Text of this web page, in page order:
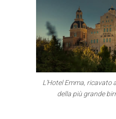
L’Hotel Emma, ricavato
della più grande